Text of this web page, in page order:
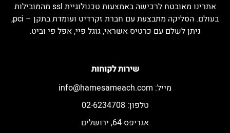
שירות לקוחות
מייל: info@hamesameach.com
טלפון: 02-6234708
אגריפס 64, ירושלים
אתרינו מאובטח לרכישה באמצעות טכנולוגיית ssl מהמובילות
בעולם. הסליקה מתבצעת עם חברת זקרדיט ועומדת בתקן – pci,
ניתן לשלם עם כרטיס אשראי, גוגל פיי, אפל פי וביט.